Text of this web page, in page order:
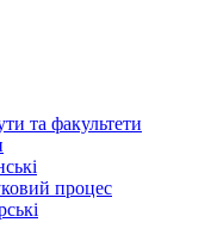
та факультети
процес